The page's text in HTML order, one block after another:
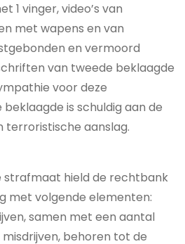
1 vinger, video’s van
met wapens en van
en vermoord
van tweede beklaagde
voor deze
is schuldig aan de
terroristische aanslag.
strafmaat hield de rechtbank
met volgende elementen:
samen met een aantal
behoren tot de